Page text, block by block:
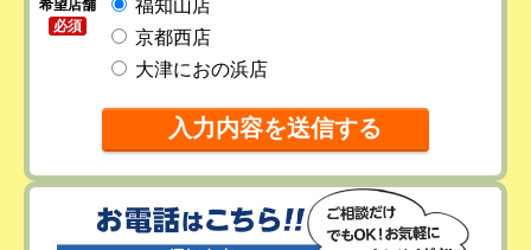
希望店舗
必須
福知山店
京都西店
大津におの浜店